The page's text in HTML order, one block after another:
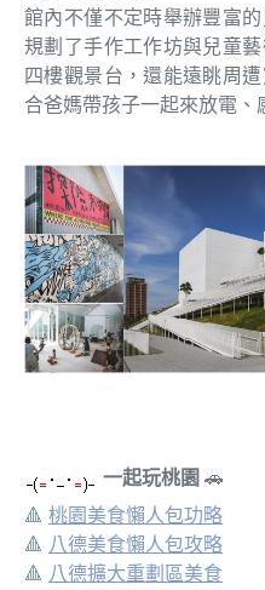
館內不僅不定時舉辦豐富
規劃了手作工作坊與兒童
四樓觀景台，還能遠眺周
合爸媽帶孩子一起來放電、
一起玩桃園 🚗
🔺 桃園美食懶人包功略
🔺 八德美食懶人包攻略
🔺 八德擴大重劃區美食